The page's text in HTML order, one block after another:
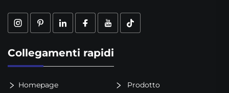
Collegamenti rapidi
Homepage Prodotto